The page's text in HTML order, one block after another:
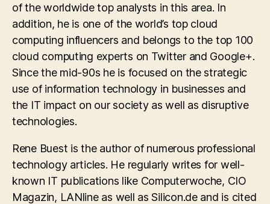
of the worldwide top analysts in this area. In
addition, he is one of the world’s top cloud
computing influencers and belongs to the top 100
cloud computing experts on Twitter and Google+.
Since the mid-90s he is focused on the strategic
use of information technology in businesses and
the IT impact on our society as well as disruptive
technologies.
Rene Buest is the author of numerous professional
technology articles. He regularly writes for well-
known IT publications like Computerwoche, CIO
Magazin, LANline as well as Silicon.de and is cited